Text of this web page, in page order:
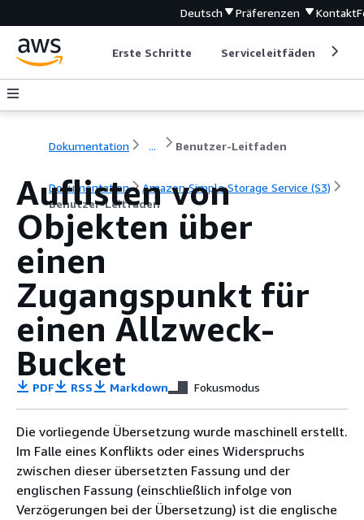
Deutsch Präferenzen Kontakt
Erste Schritte Serviceleitfäden
Dokumentation ... Benutzer-Leitfaden
Dokumentation
Amazon Simple Storage Service (S3)
Benutzer-Leitfaden
Auflisten von
Objekten über
einen
Zugangspunkt für
einen Allzweck-
Bucket
PDF RSS Markdown Fokusmodus
Die vorliegende Übersetzung wurde maschinell erstellt.
Im Falle eines Konflikts oder eines Widerspruchs
zwischen dieser übersetzten Fassung und der
englischen Fassung (einschließlich infolge von
Verzögerungen bei der Übersetzung) ist die englische